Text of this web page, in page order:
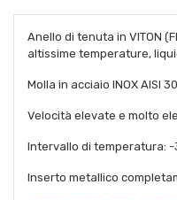
Anello di tenuta in VITON
altissime temperature,
Molla in acciaio INOX AISI
Velocità elevate e molto
Intervallo di temperatura: -
Inserto metallico